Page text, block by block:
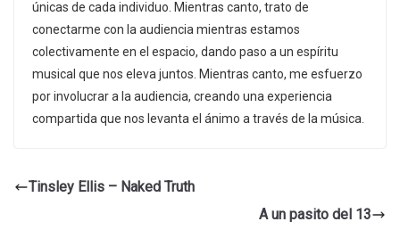
únicas de cada individuo. Mientras canto, trato de
conectarme con la audiencia mientras estamos
colectivamente en el espacio, dando paso a un espíritu
musical que nos eleva juntos. Mientras canto, me esfuerzo
por involucrar a la audiencia, creando una experiencia
compartida que nos levanta el ánimo a través de la música.
Tinsley Ellis – Naked Truth
A un pasito del 13